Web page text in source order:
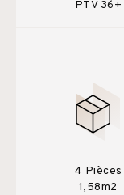
PTV 36+
4 Pièces
1,58m2